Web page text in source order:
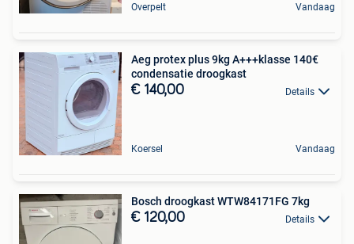
Overpelt Vandaag
Aeg protex plus 9kg A+++klasse 140€
condensatie droogkast
€ 140,00 Details
Koersel Vandaag
Bosch droogkast WTW84171FG 7kg
€ 120,00 Details